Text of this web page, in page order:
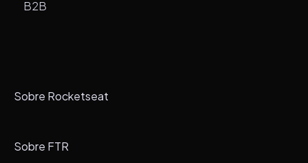
B2B
Sobre Rocketseat
Sobre FTR